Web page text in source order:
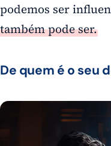
podemos ser
também pode ser.
De quem é o seu